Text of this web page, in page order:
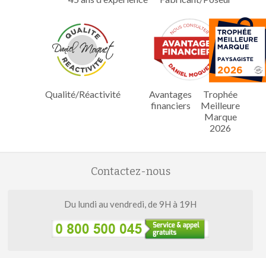
Qualité/Réactivité
Avantages
financiers
Trophée
Meilleure
Marque
2026
Contactez-nous
Du lundi au vendredi, de 9H à 19H